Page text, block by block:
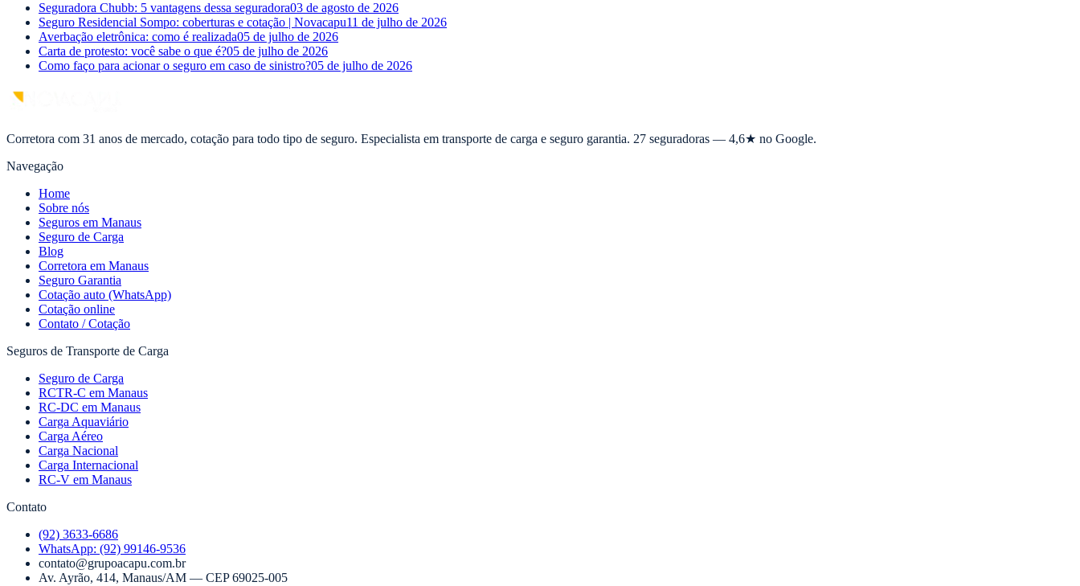
Seguradora Chubb: 5 vantagens dessa seguradora03 de agosto de 2026
Seguro Residencial Sompo: coberturas e cotação | Novacapu11 de julho de 2026
Averbação eletrônica: como é realizada05 de julho de 2026
Carta de protesto: você sabe o que é?05 de julho de 2026
Como faço para acionar o seguro em caso de sinistro?05 de julho de 2026
Corretora com 31 anos de mercado, cotação para todo tipo de seguro. Especialista em transporte de carga e seguro garantia. 27 seguradoras — 4,6★ no Google.
Navegação
Home
Sobre nós
Seguros em Manaus
Seguro de Carga
Blog
Corretora em Manaus
Seguro Garantia
Cotação auto (WhatsApp)
Cotação online
Contato / Cotação
Seguros de Transporte de Carga
Seguro de Carga
RCTR-C em Manaus
RC-DC em Manaus
Carga Aquaviário
Carga Aéreo
Carga Nacional
Carga Internacional
RC-V em Manaus
Contato
(92) 3633-6686
WhatsApp: (92) 99146-9536
contato@grupoacapu.com.br
Av. Ayrão, 414, Manaus/AM — CEP69025-005